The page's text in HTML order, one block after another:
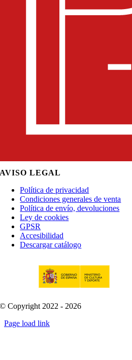
AVISO LEGAL
Política de privacidad
Condiciones generales de venta
Política de envío, devoluciones
Ley de cookies
GPSR
Accesibilidad
Descargar catálogo
© Copyright 2022 - 2026
Page load link